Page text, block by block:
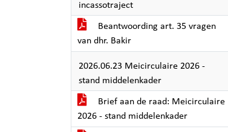
incassotraject
Beantwoording art. 35 vragen
van dhr. Bakir
2026.06.23 Meicirculaire 2026 -
stand middelenkader
Brief aan de raad: Meicirculaire
2026 - stand middelenkader